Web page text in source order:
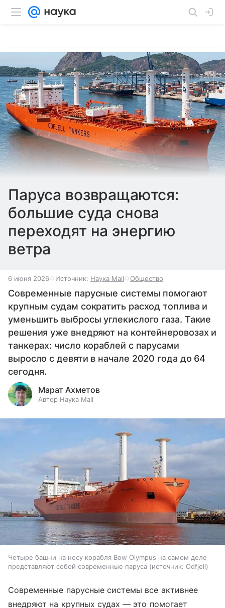
Паруса возвращаются:
большие суда снова
переходят на энергию
ветра
6 июня 2026 Источник: Наука Mail Общество
Современные парусные системы помогают
крупным судам сократить расход топлива и
уменьшить выбросы углекислого газа. Такие
решения уже внедряют на контейнеровозах и
танкерах: число кораблей с парусами
выросло с девяти в начале 2020 года до 64
сегодня.
Марат Ахметов
Автор Наука Mail
Четыре башни на носу корабля Bow Olympus на самом деле
представляют собой современные паруса
источник: Odfjell
Современные парусные системы все активнее
внедряют на крупных судах — это помогает